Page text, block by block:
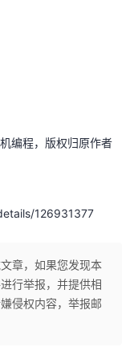
编程，版权归原作者
126931377
章，如果您发现本
行举报，并提供相
侵权内容，举报邮